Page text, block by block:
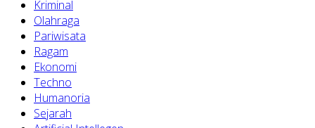
Kriminal
Olahraga
Pariwisata
Ragam
Ekonomi
Techno
Humanoria
Sejarah